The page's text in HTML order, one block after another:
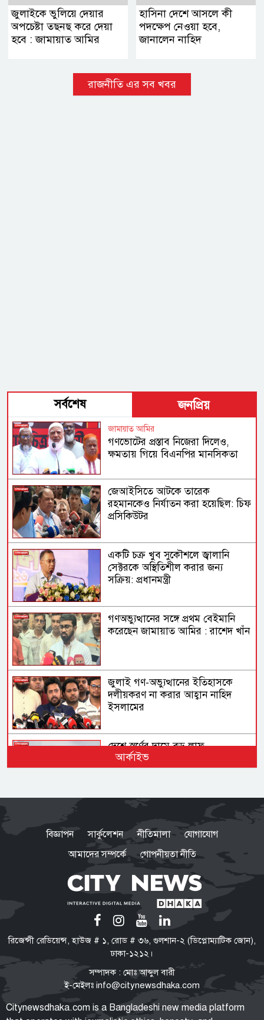
জুলাইকে ভুলিয়ে দেয়ার
অপচেষ্টা তছনছ করে দেয়া
হবে : জামায়াত আমির
হাসিনা দেশে আসলে কী
পদক্ষেপ নেওয়া হবে,
জানালেন নাহিদ
রাজনীতি এর সব খবর
সর্বশেষ জনপ্রিয়
জামায়াত আমির
গণভোটের প্রস্তাব নিজেরা দিলেও,
ক্ষমতায় গিয়ে বিএনপির মানসিকতা
জেআইসিতে আটকে তারেক
রহমানকেও নির্যাতন করা হয়েছিল: চিফ
প্রসিকিউটর
একটি চক্র খুব সুকৌশলে জ্বালানি
সেক্টরকে অস্থিতিশীল করার জন্য
সক্রিয়: প্রধানমন্ত্রী
গণঅভ্যুত্থানের সঙ্গে প্রথম বেইমানি
করেছেন জামায়াত আমির : রাশেদ খাঁন
জুলাই গণ-অভ্যুত্থানের ইতিহাসকে
দলীয়করণ না করার আহ্বান নাহিদ
ইসলামের
দেশে স্বর্ণের দামে বড় লাফ
ভারতে যেভাবে দিন কাটাচ্ছেন পলাতক
আ.লীগ নেতারা
ড্যাবের প্রতিষ্ঠাবার্ষিকীতে প্রধানমন্ত্রী
তারেক রহমান
মুক্তিযুদ্ধ ছিলো জনতার, কোনো
রাজনৈতিক দলের নয়: ভারপ্রাপ্ত
আর্কাইভ
বিজ্ঞাপন সার্কুলেশন নীতিমালা
যোগাযোগ
আমাদের সম্পর্কে
গোপনীয়তা নীতি
রিজেন্সী রেডিয়েন্স, হাউজ # ১, রোড # ৩৬, গুলশান-২ (ডিপ্লোম্যাটিক জোন),
ঢাকা-১২১২।
সম্পাদক : মোঃ আব্দুল বারী
ই-মেইলঃ info@citynewsdhaka.com
Citynewsdhaka.com is a Bangladeshi new media platform